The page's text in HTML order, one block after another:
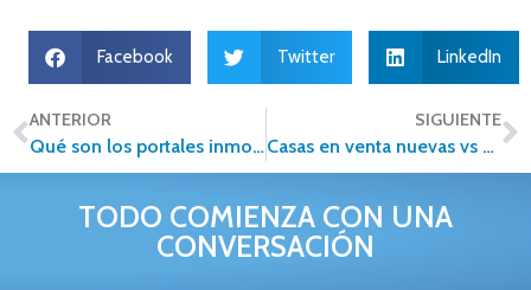
Facebook Twitter LinkedIn
ANTERIOR
Qué son los portales inmobiliarios y cómo aprovecharlos al máximo
SIGUIENTE
Casas en venta nuevas vs usadas: cuál te conviene más
TODO COMIENZA CON UNA
CONVERSACIÓN